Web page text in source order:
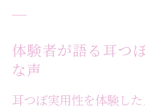
体験者が語る耳つ
な声
耳つぼ実用性を体験し